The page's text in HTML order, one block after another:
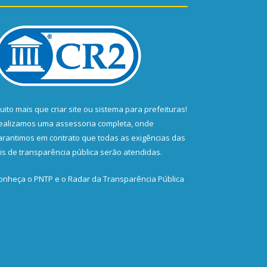
mais que criar site ou sistema para prefeituras!
uma assessoria completa, onde
em contrato que todas as exigências das
de transparência pública serão atendidas.
o PNTP e o Radar da Transparência Pública